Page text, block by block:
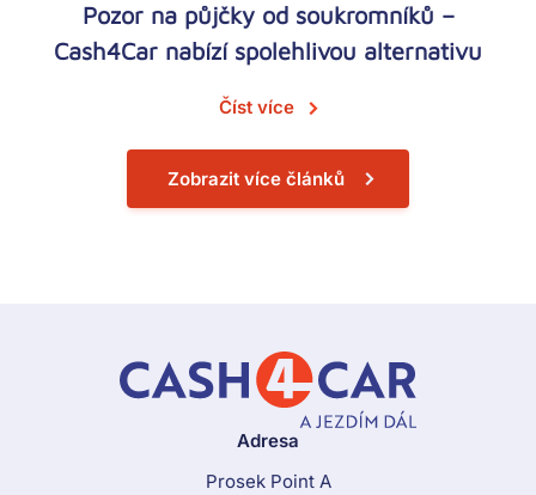
Pozor na půjčky od soukromníků –
Cash4Car nabízí spolehlivou alternativu
Číst více
Zobrazit více článků
Adresa
Prosek Point A